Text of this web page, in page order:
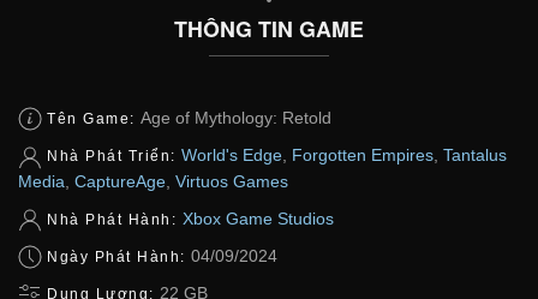
THÔNG TIN GAME
Tên Game: Age of Mythology: Retold
Nhà Phát Triển: World's Edge, Forgotten Empires, Tantalus
Media CaptureAge Virtuos Games
Nhà Phát Hành: Xbox Game Studios
Ngày Phát Hành: 04/09/2024
Dung Lượng: 22 GB